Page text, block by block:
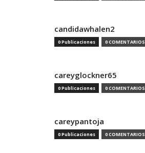
candidawhalen2
0 Publicaciones 0 COMENTARIOS
careyglockner65
0 Publicaciones 0 COMENTARIOS
careypantoja
0 Publicaciones 0 COMENTARIOS